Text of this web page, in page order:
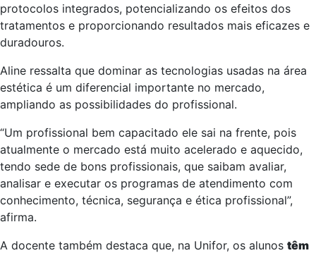
protocolos integrados, potencializando os efeitos dos
tratamentos e proporcionando resultados mais eficazes e
duradouros.
Aline ressalta que dominar as tecnologias usadas na área
estética é um diferencial importante no mercado,
ampliando as possibilidades do profissional.
“Um profissional bem capacitado ele sai na frente, pois
atualmente o mercado está muito acelerado e aquecido,
tendo sede de bons profissionais, que saibam avaliar,
analisar e executar os programas de atendimento com
conhecimento, técnica, segurança e ética profissional”,
afirma.
A docente também destaca que, na Unifor, os alunos têm